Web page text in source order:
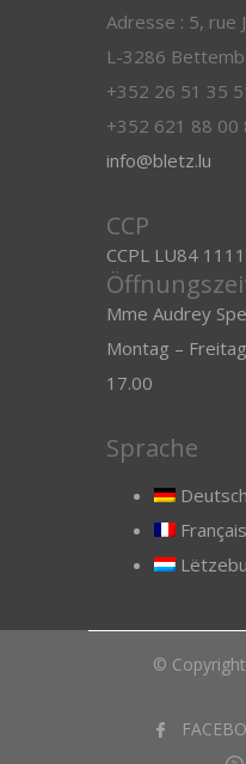
Adresse : 5, rue
L-3286
+352 26 51 35
+352 621 88 00
info@bletz.lu
CCP
CCPL LU84
Mme Audrey
Montag –
17.00
Sprache
Deutsch
Français
©